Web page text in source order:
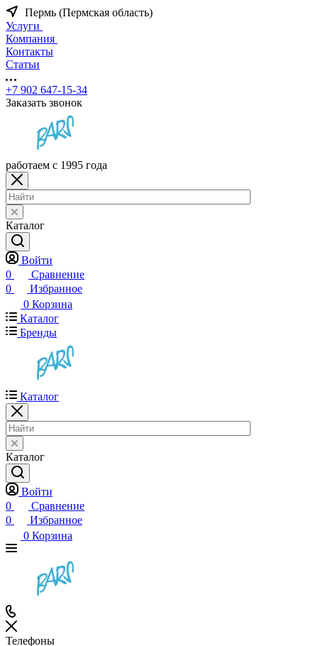
Пермь (Пермская область)
Услуги
Компания
Контакты
Статьи
+7 902 647-15-34
Заказать звонок
работаем с 1995 года
Каталог
Войти
0
Сравнение
0
Избранное
0 Корзина
Каталог
Бренды
Каталог
Каталог
Войти
0
Сравнение
0
Избранное
0 Корзина
Телефоны